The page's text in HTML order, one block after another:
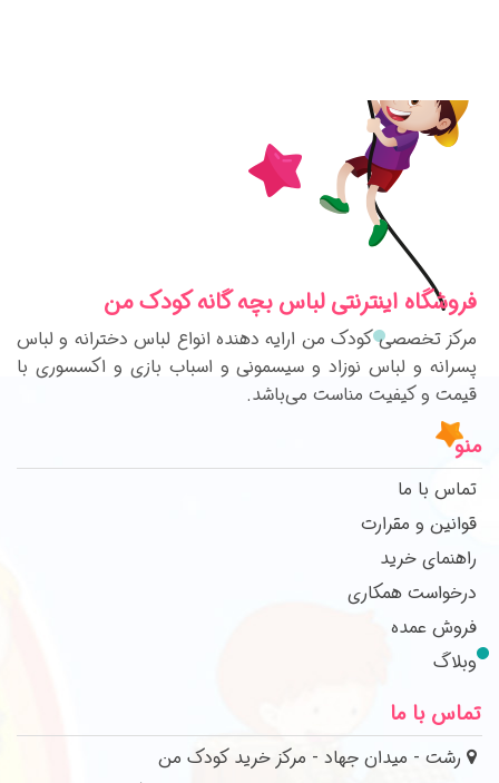
فروشگاه اینترنتی لباس بچه گانه کودک من
مرکز تخصصی کودک من ارایه دهنده انواع لباس دخترانه و لباس
پسرانه و لباس نوزاد و سیسمونی و اسباب بازی و اکسسوری با
قیمت و کیفیت مناست می‌باشد.
منو
تماس با ما
قوانین و مقرارت
راهنمای خرید
درخواست همکاری
فروش عمده
وبلاگ
تماس با ما
رشت - میدان جهاد - مرکز خرید کودک من